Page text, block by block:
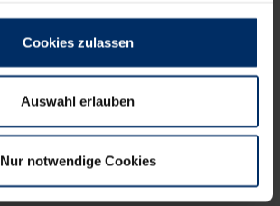
Cookies zulassen
Auswahl erlauben
Nur notwendige Cookies